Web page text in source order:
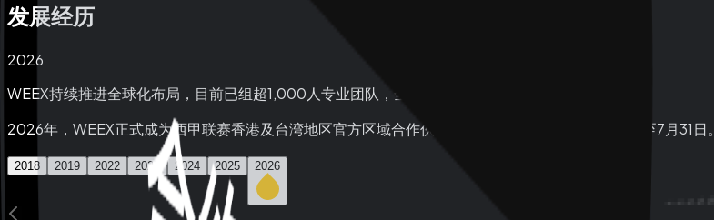
发展经历
2026
WEEX持续推进全球化布局，目前已组超1,000人专业团队，全球用户规模突破620万。
2026年，WEEX正式成为西甲联赛香港及台湾地区官方区域合作伙伴，合作周期覆盖2026年1月1日至7月31日。
2018 2019 2022 2023 2024 2025 2026